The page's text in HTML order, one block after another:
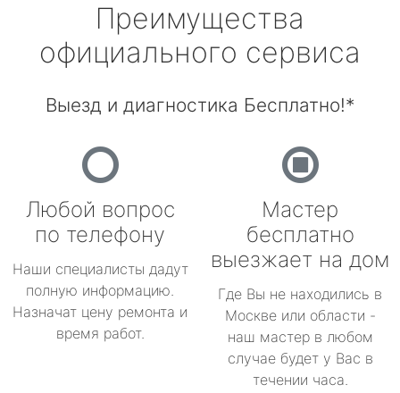
Преимущества
официального сервиса
Выезд и диагностика Бесплатно!*
Любой вопрос
по телефону
Наши специалисты дадут
полную информацию.
Назначат цену ремонта и
время работ.
Мастер
бесплатно
выезжает на дом
Где Вы не находились в
Москве или области -
наш мастер в любом
случае будет у Вас в
течении часа.